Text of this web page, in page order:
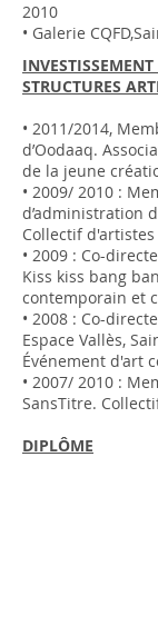
2010
• Galerie
STRUCTURES
• 2011/2014,
d’Oodaaq.
de la jeune
• 2009/ 2010 :
d’administration
Collectif d'artistes
• 2009 : Co-
Kiss kiss bang
contemporain et
• 2008 : Co-
Espace Vallès,
Événement d'art
• 2007/ 2010 :
SansTitre.
DIPLÔME